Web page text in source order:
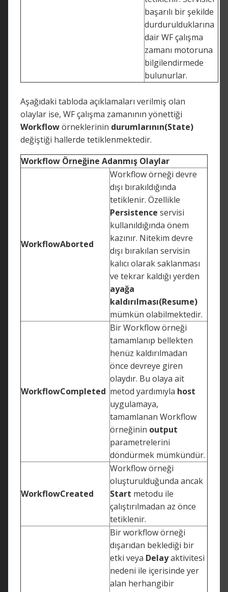
başarılı bir şekilde
durdurulduklarına
dair WF çalışma
zamanı motoruna
bilgilendirmede
bulunurlar.
Aşağıdaki tabloda açıklamaları verilmiş olan
olaylar ise, WF çalışma zamanının yönettiği
Workflowörneklerinin durumlarının(State)
değiştiği hallerde tetiklenmektedir.
Workflow Örneğine Adanmış Olaylar
WorkflowAborted
Workflow örneği devre
dışı bırakıldığında
tetiklenir. Özellikle
Persistence servisi
kullanıldığında önem
kazınır. Nitekim devre
dışı bırakılan servisin
kalıcı olarak saklanması
ve tekrar kaldığı yerden
ayağa
kaldırılması(Resume)
mümkün olabilmektedir.
WorkflowCompleted
Bir Workflow örneği
tamamlanıp bellekten
henüz kaldırılmadan
önce devreye giren
olaydır. Bu olaya ait
metod yardımıyla host
uygulamaya,
tamamlanan Workflow
örneğinin output
parametrelerini
döndürmek mümkündür.
WorkflowCreated
Workflow örneği
oluşturulduğunda ancak
Start metodu ile
çalıştırılmadan az önce
tetiklenir.
Bir workflow örneği
dışarıdan beklediği bir
etki veya Delayaktivitesi
nedeni ile içerisinde yer
alan herhangibir